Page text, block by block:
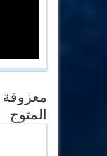
معزوفة
المتوج